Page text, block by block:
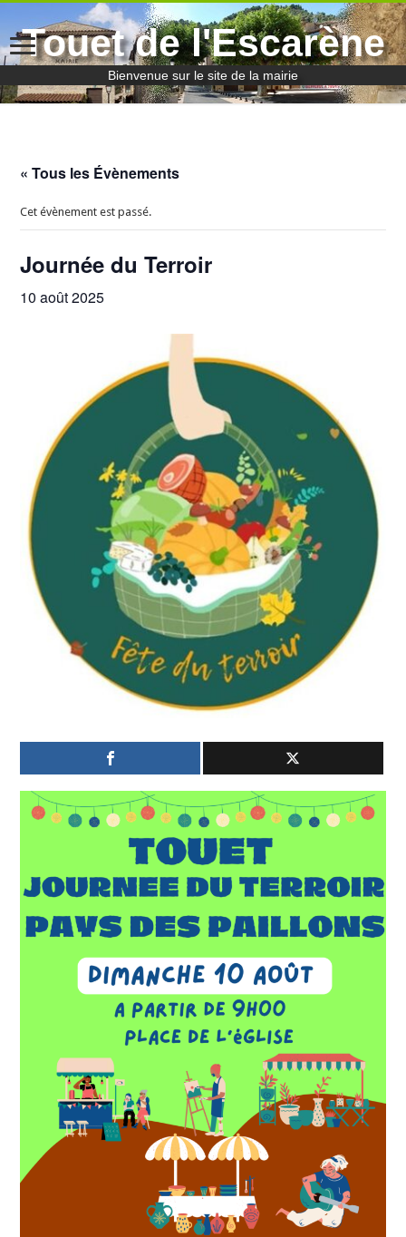
Touet de l'Escarène
Bienvenue sur le site de la mairie
« Tous les Évènements
Cet évènement est passé.
Journée du Terroir
10 août 2025